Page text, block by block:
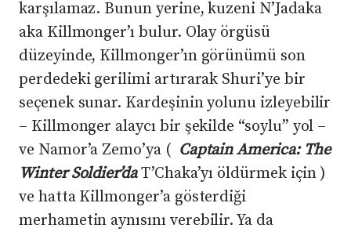
karşılamaz. Bunun yerine, kuzeni N’Jadaka
aka Killmonger’ı bulur. Olay örgüsü
düzeyinde, Killmonger’ın görünümü son
perdedeki gerilimi artırarak Shuri’ye bir
seçenek sunar. Kardeşinin yolunu izleyebilir
– Killmonger alaycı bir şekilde “soylu” yol –
ve Namor’a Zemo’ya ( Captain America: The
Winter Soldier’daT’Chaka’yı öldürmek için )
ve hatta Killmonger’a gösterdiği
merhametin aynısını verebilir. Ya da